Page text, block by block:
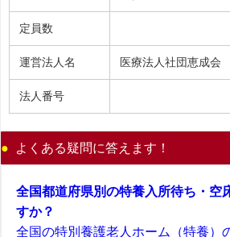
定員数
運営法人名 医療法人社団恵成会
法人番号
よくある疑問に答えます！
全国都道府県別の特養入所待ち・空
すか？
全国の特別養護老人ホーム（特養）